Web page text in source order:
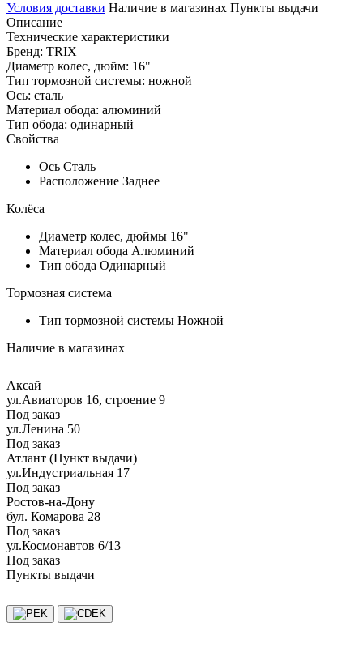
Условия доставки Наличие в магазинах Пункты выдачи
Описание
Технические характеристики
Бренд: TRIX
Диаметр колес, дюйм: 16"
Тип тормозной системы: ножной
Ось: сталь
Материал обода: алюминий
Тип обода: одинарный
Свойства
Ось Сталь
Расположение Заднее
Колёса
Диаметр колес, дюймы 16"
Материал обода Алюминий
Тип обода Одинарный
Тормозная система
Тип тормозной системы Ножной
Наличие в магазинах
Аксай
ул.Авиаторов 16, строение 9
Под заказ
ул.Ленина 50
Под заказ
Атлант (Пункт выдачи)
ул.Индустриальная 17
Под заказ
Ростов-на-Дону
бул. Комарова 28
Под заказ
ул.Космонавтов 6/13
Под заказ
Пункты выдачи